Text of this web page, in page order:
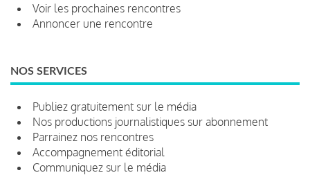
Voir les prochaines rencontres
Annoncer une rencontre
NOS SERVICES
Publiez gratuitement sur le média
Nos productions journalistiques sur abonnement
Parrainez nos rencontres
Accompagnement éditorial
Communiquez sur le média